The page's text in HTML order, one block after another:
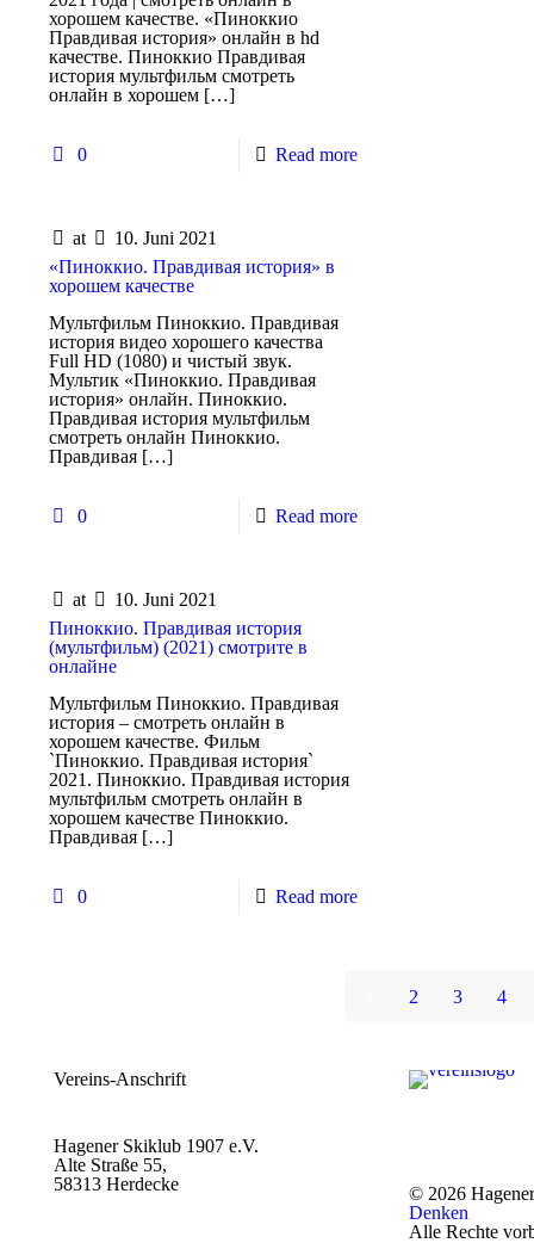
хорошем качестве. «Пиноккио
Правдивая история» онлайн в hd
качестве. Пиноккио Правдивая
история мультфильм смотреть
онлайн в хорошем […]
0 Read more
at
10. Juni 2021
«Пиноккио. Правдивая история» в
хорошем качестве
Мультфильм Пиноккио. Правдивая
история видео хорошего качества
Full HD (1080) и чистый звук.
Мультик «Пиноккио. Правдивая
история» онлайн. Пиноккио.
Правдивая история мультфильм
смотреть онлайн Пиноккио.
Правдивая […]
0 Read more
at
10. Juni 2021
Пиноккио. Правдивая история
(мультфильм) (2021) смотрите в
онлайне
Мультфильм Пиноккио. Правдивая
история – смотреть онлайн в
хорошем качестве. Фильм
`Пиноккио. Правдивая история`
2021. Пиноккио. Правдивая история
мультфильм смотреть онлайн в
хорошем качестве Пиноккио.
Правдивая […]
0 Read more
2 3 4
Vereins-Anschrift
Hagener Skiklub 1907 e.V.
Alte Straße 55,
58313 Herdecke
© 2026
Denken
Alle Rechte